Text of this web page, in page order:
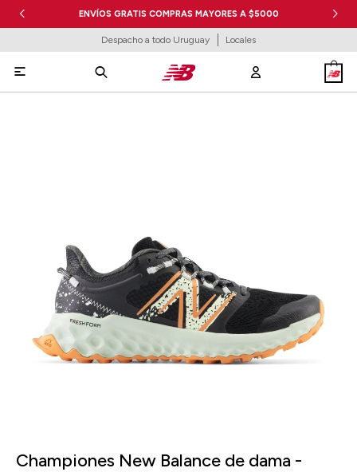
ENVÍOS GRATIS COMPRAS MAYORES A $5000
Despacho a todo Uruguay Locales

Championes New Balance de dama -